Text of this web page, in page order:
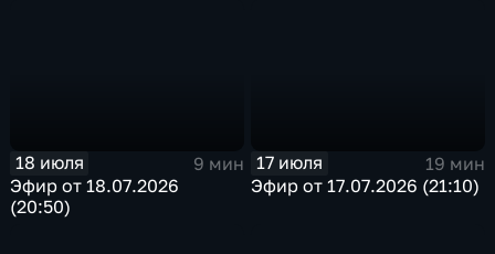
18 июля
9 мин
Эфир от 18.07.2026
(20:50)
17 июля
19 мин
Эфир от 17.07.2026 (21:10)